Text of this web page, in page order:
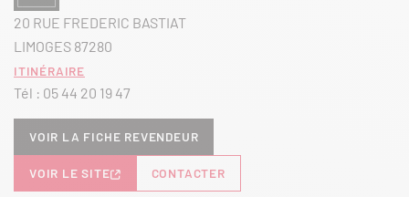
20 RUE FREDERIC BASTIAT
LIMOGES 87280
Itinéraire
Tél : 05 44 20 19 47
Voir la fiche revendeur
VOIR LE SITE CONTACTER